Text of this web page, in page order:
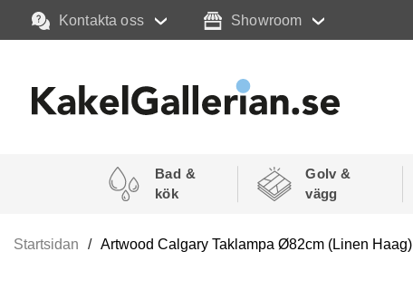
Kontakta oss Showroom
Bad &
kök
Golv &
vägg
Startsidan Artwood Calgary Taklampa Ø82cm (Linen Haag)